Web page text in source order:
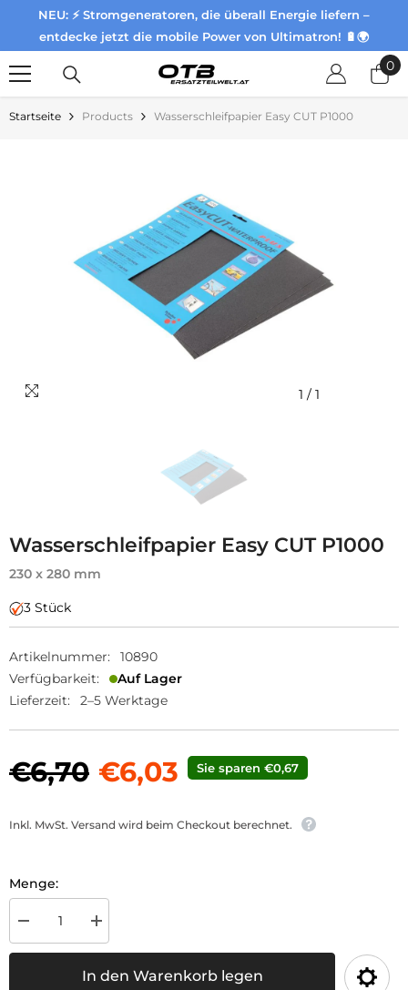
Zum Inhalt springen
NEU: ⚡ Stromgeneratoren, die überall Energie liefern –
entdecke jetzt die mobile Power von Ultimatron! 🔋🌍
0
0
Startseite Products Wasserschleifpapier Easy CUT P1000
1 / 1
Wasserschleifpapier Easy CUT P1000
230 x 280 mm
3 Stück
Artikelnummer:
10890
Verfügbarkeit:
Auf Lager
Lieferzeit:
2–5 Werktage
€6,70 €6,03 Sie sparen €0,67
Inkl. MwSt. Versand wird beim Checkout berechnet.
Menge:
für
Wasserschleifpapier
Menge
für
Wasserschleifpapier
Easy
CUT
In den Warenkorb legen